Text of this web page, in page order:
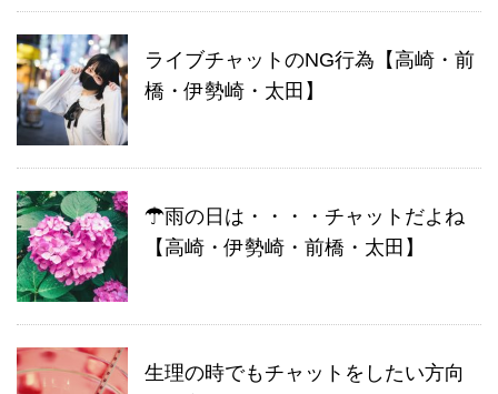
ライブチャットのNG行為【高崎・前
橋・伊勢崎・太田】
☂雨の日は・・・・チャットだよね
【高崎・伊勢崎・前橋・太田】
生理の時でもチャットをしたい方向